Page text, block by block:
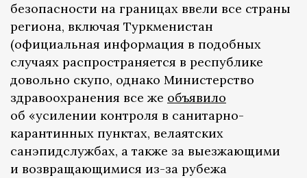
безопасности на границах ввели все страны
региона, включая Туркменистан
(официальная информация в подобных
случаях распространяется в республике
довольно скупо, однако Министерство
здравоохранения все же объявило
об «усилении контроля в санитарно-
карантинных пунктах, велаятских
санэпидслужбах, а также за выезжающими
и возвращающимися из-за рубежа